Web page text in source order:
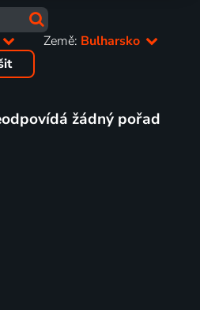
Země: Bulharsko
žádný pořad